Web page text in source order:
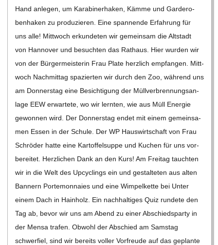
D
T
-
S
C
H
U
L
E
Hand anle­gen, um Kara­bi­ner­ha­ken, Kämme und Gar­de­ro­
ben­ha­ken zu pro­du­zie­ren. Eine span­nende Erfah­rung für
uns alle! Mitt­woch erkun­de­ten wir gemein­sam die Alt­stadt
von Han­no­ver und besuch­ten das Rat­haus. Hier wur­den wir
von der Bür­ger­meis­te­rin Frau Plate herz­lich emp­fan­gen. Mitt­
woch Nach­mit­tag spa­zier­ten wir durch den Zoo, wäh­rend uns
am Don­ners­tag eine Besich­ti­gung der Müll­ver­bren­nungs­an­
lage EEW erwar­tete, wo wir lern­ten, wie aus Müll Ener­gie
gewon­nen wird. Der Don­ners­tag endet mit einem gemein­sa­
men Essen in der Schule. Der WP Haus­wirt­schaft von Frau
Schrö­der hatte eine Kar­tof­fel­suppe und Kuchen für uns vor­
be­rei­tet. Herz­li­chen Dank an den Kurs! Am Frei­tag tauch­ten
wir in die Welt des Upcy­clings ein und gestal­te­ten aus alten
Ban­nern Porte­mon­naies und eine Wim­pel­kette bei Unter
einem Dach in Hain­holz. Ein nach­hal­ti­ges Quiz run­dete den
Tag ab, bevor wir uns am Abend zu einer Abschieds­party in
der Mensa tra­fen. Obwohl der Abschied am Sams­tag
schwer­fiel, sind wir bereits vol­ler Vor­freude auf das geplante